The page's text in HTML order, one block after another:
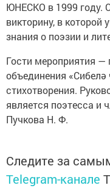
ЮНЕСКО в 1999 году.
викторину, в которой
знания о поэзии и
Гости мероприятия —
объединения «Сибелә
стихотворения.
является поэтесса и
Пучкова Н. Ф.
Следите за
Telegram-канале